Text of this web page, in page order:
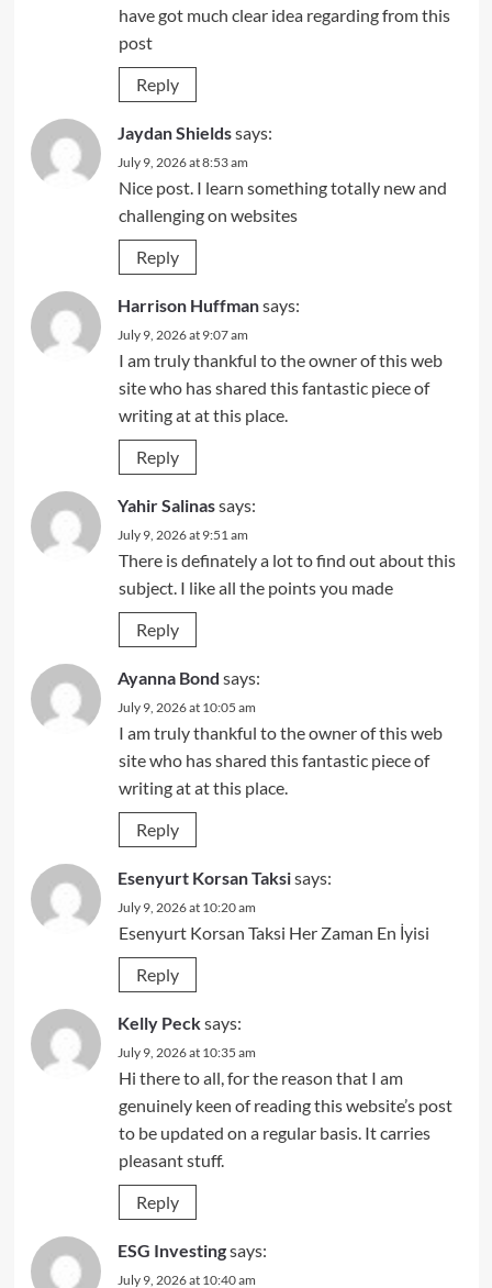
have got much clear idea regarding from this
post
Reply
Jaydan Shieldssays:
July 9, 2026 at 8:53 am
Nice post. I learn something totally new and
challenging on websites
Reply
Harrison Huffmansays:
July 9, 2026 at 9:07 am
I am truly thankful to the owner of this web
site who has shared this fantastic piece of
writing at at this place.
Reply
Yahir Salinassays:
July 9, 2026 at 9:51 am
There is definately a lot to find out about this
subject. I like all the points you made
Reply
Ayanna Bond says:
July 9, 2026 at 10:05 am
I am truly thankful to the owner of this web
site who has shared this fantastic piece of
writing at at this place.
Reply
Esenyurt Korsan Taksisays:
July 9, 2026 at 10:20 am
Esenyurt Korsan Taksi Her Zaman En İyisi
Reply
Kelly Pecksays:
July 9, 2026 at 10:35 am
Hi there to all, for the reason that I am
genuinely keen of reading this website’s post
to be updated on a regular basis. It carries
pleasant stuff.
Reply
ESG Investingsays:
July 9, 2026 at 10:40 am